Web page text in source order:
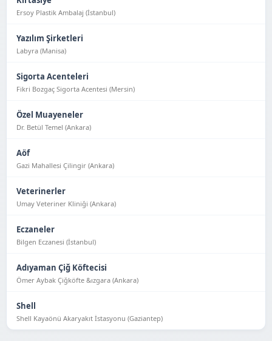
Ersoy Plastik Ambalaj (İstanbul)
Yazılım Şirketleri
Labyra (Manisa)
Sigorta Acenteleri
Fikri Bozgaç Sigorta Acentesi (Mersin)
Özel Muayeneler
Dr. Betül Temel (Ankara)
Aöf
Gazi Mahallesi Çilingir (Ankara)
Veterinerler
Umay Veteriner Kliniği (Ankara)
Eczaneler
Bilgen Eczanesi (İstanbul)
Adıyaman Çiğ Köftecisi
Ömer Aybak Çiğköfte &ızgara (Ankara)
Shell
Shell Kayaönü Akaryakıt İstasyonu (Gaziantep)